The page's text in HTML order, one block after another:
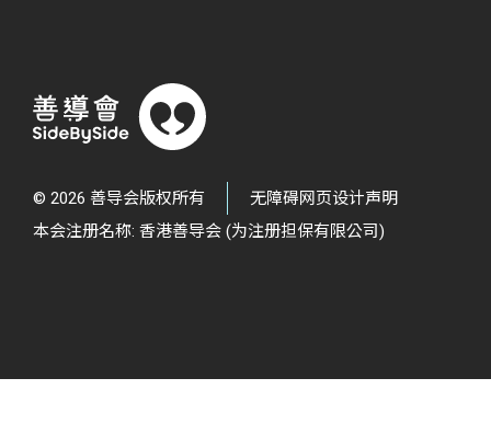
© 2026 善导会版权所有
无障碍网页设计声明
本会注册名称: 香港善导会 (为注册担保有限公司)